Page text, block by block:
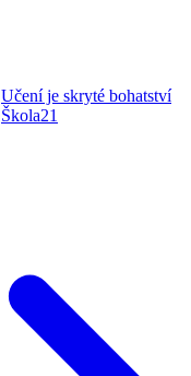
Učení je skryté bohatství
Škola21